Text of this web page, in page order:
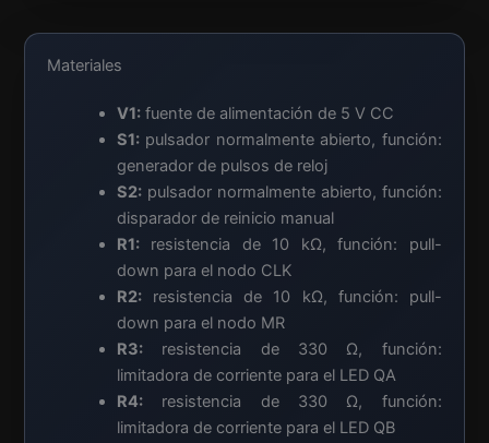
Materiales
V1:fuente de alimentación de 5 V CC
S1:pulsador normalmente abierto, función:
generador de pulsos de reloj
S2:pulsador normalmente abierto, función:
disparador de reinicio manual
R1:resistencia de 10 kΩ, función: pull-
down para el nodo CLK
R2:resistencia de 10 kΩ, función: pull-
down para el nodo MR
R3:resistencia de 330 Ω, función:
limitadora de corriente para el LED QA
R4:resistencia de 330 Ω, función:
limitadora de corriente para el LED QB